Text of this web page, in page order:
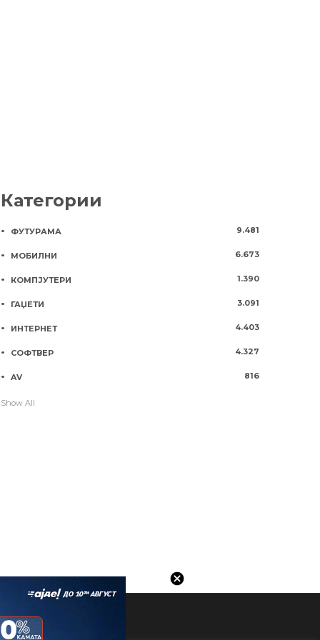
Категории
ФУТУРАМА 9.481
МОБИЛНИ 6.673
КОМПЈУТЕРИ 1.390
ГАЏЕТИ 3.091
ИНТЕРНЕТ 4.403
СОФТВЕР 4.327
AV 816
Show All